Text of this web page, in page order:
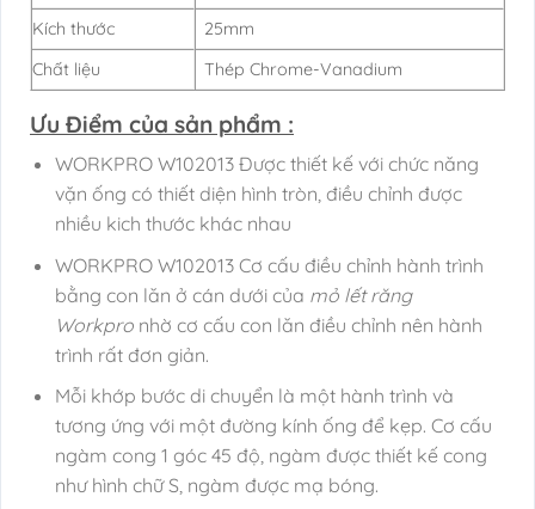
Kích thước
25mm
Chất liệu
Thép Chrome-Vanadium
Ưu Điểm của sản phẩm :
WORKPRO W102013 Được thiết kế với chức năng
vặn ống có thiết diện hình tròn, điều chỉnh được
nhiều kich thước khác nhau
WORKPRO W102013 Cơ cấu điều chỉnh hành trình
bằng con lăn ở cán dưới của mỏ lết răng
Workpro nhờ cơ cấu con lăn điều chỉnh nên hành
trình rất đơn giản.
Mỗi khớp bước di chuyển là một hành trình và
tương ứng với một đường kính ống để kẹp. Cơ cấu
ngàm cong 1 góc 45 độ, ngàm được thiết kế cong
như hình chữ S, ngàm được mạ bóng.